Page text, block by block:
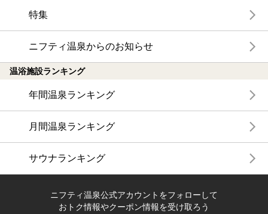
特集
ニフティ温泉からのお知らせ
温浴施設ランキング
年間温泉ランキング
月間温泉ランキング
サウナランキング
ニフティ温泉公式アカウントをフォローして
おトク情報やクーポン情報を受け取ろう